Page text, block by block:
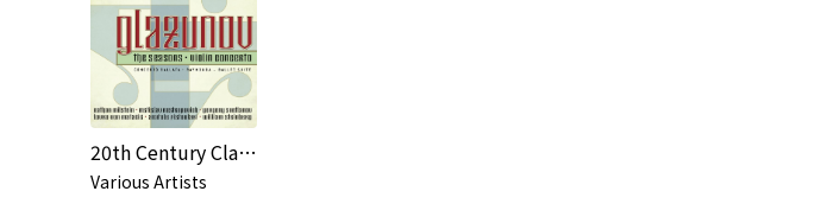
20th Century Classics: Glazunov
Various Artists